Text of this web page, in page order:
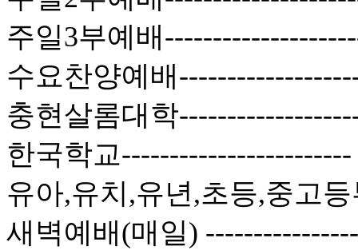
주일3부예배
수요찬양예배
충현살롬대학
한국학교
유아,유치,유년,초등,중고
새벽예배(매일)